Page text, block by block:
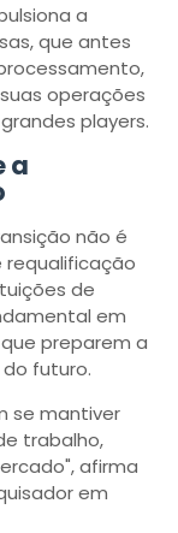
a
que antes
operações
players.
a
não é
requalificação
de
em
preparem a
futuro.
se mantiver
trabalho,
afirma
em